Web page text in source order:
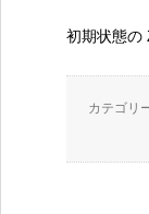
初期状態の
カテゴリ